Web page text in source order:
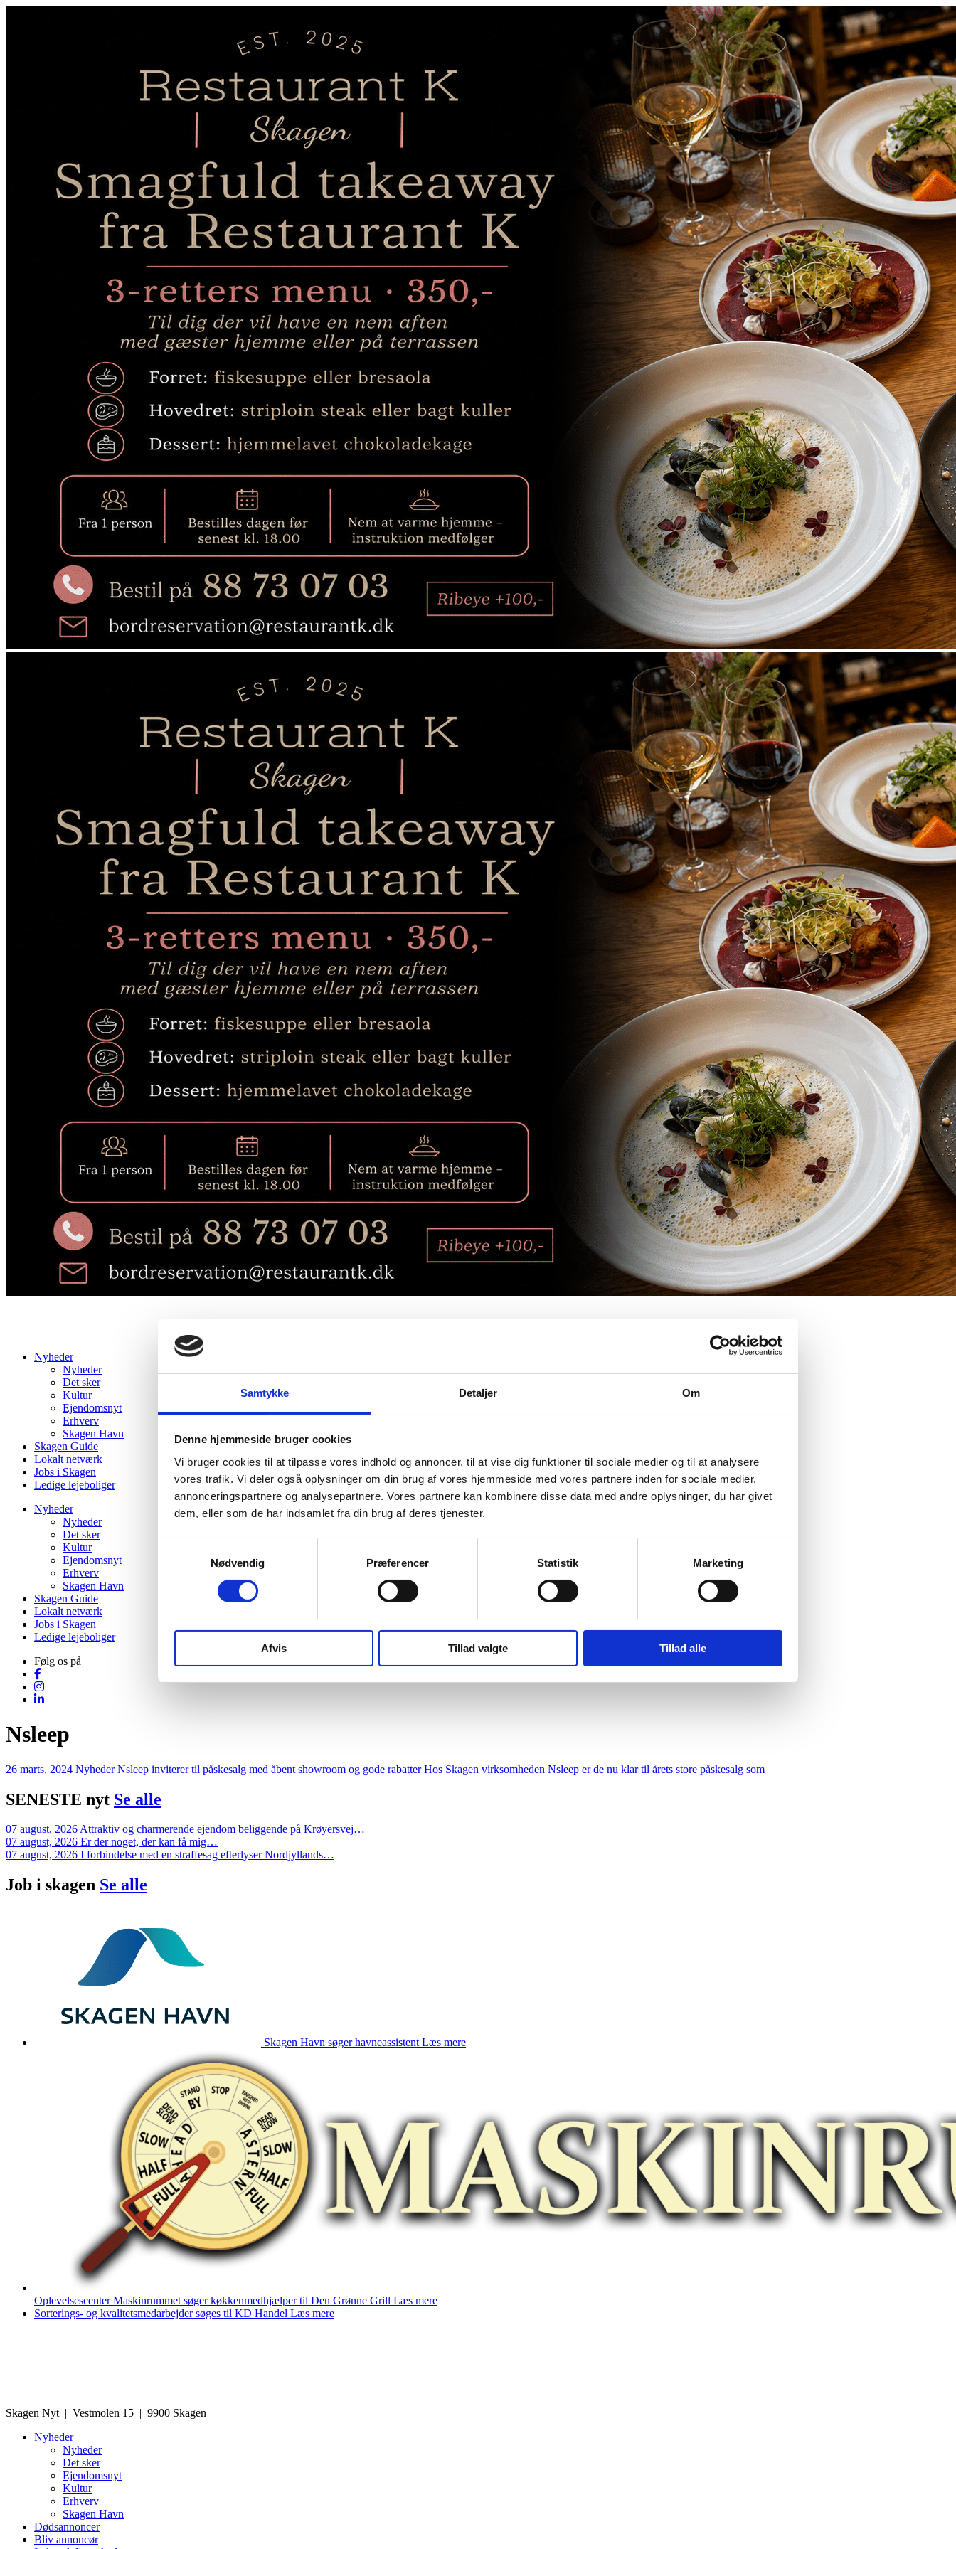
Samtykke Detaljer Om
Denne hjemmeside bruger cookies
Vi bruger cookies til at tilpasse vores indhold og annoncer, til at vise dig funktioner til sociale medier og til at analysere
vores trafik. Vi deler også oplysninger om din brug af vores hjemmeside med vores partnere inden for sociale medier,
annonceringspartnere og analysepartnere. Vores partnere kan kombinere disse data med andre oplysninger, du har givet
dem, eller som de har indsamlet fra din brug af deres tjenester.
Nødvendig
Præferencer Statistik Marketing
Afvis Tillad valgte Tillad alle
Nyheder
Nyheder
Det sker
Kultur
Ejendomsnyt
Erhverv
Skagen Havn
Skagen Guide
Lokalt netværk
Jobs i Skagen
Ledige lejeboliger
Nyheder
Nyheder
Det sker
Kultur
Ejendomsnyt
Erhverv
Skagen Havn
Skagen Guide
Lokalt netværk
Jobs i Skagen
Ledige lejeboliger
Følg os på
Nsleep
26 marts, 2024 Nyheder Nsleep inviterer til påskesalg med åbent showroom og gode rabatter Hos Skagen virksomheden Nsleep er de nu klar til årets store påskesalg som
SENESTE nyt Se alle
07 august, 2026Attraktiv og charmerende ejendom beliggende på Krøyersvej…
07 august, 2026 Er der noget, der kan få mig…
07 august, 2026 I forbindelse med en straffesag efterlyser Nordjyllands…
Job i skagen Se alle
Skagen Havn søger havneassistent Læs mere
Oplevelsescenter Maskinrummet søger køkkenmedhjælper til Den Grønne Grill Læs mere
Sorterings- og kvalitetsmedarbejder søges til KD Handel Læs mere
Skagen Nyt | Vestmolen 15 | 9900 Skagen
Nyheder
Nyheder
Det sker
Ejendomsnyt
Kultur
Erhverv
Skagen Havn
Dødsannoncer
Bliv annoncør